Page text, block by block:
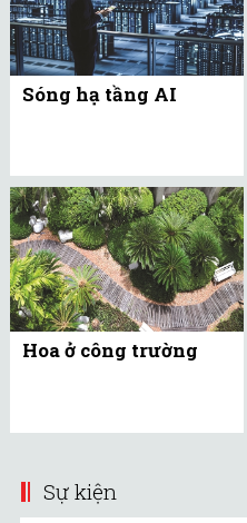
Sóng hạ tầng AI
Hoa ở công trường
Sự kiện